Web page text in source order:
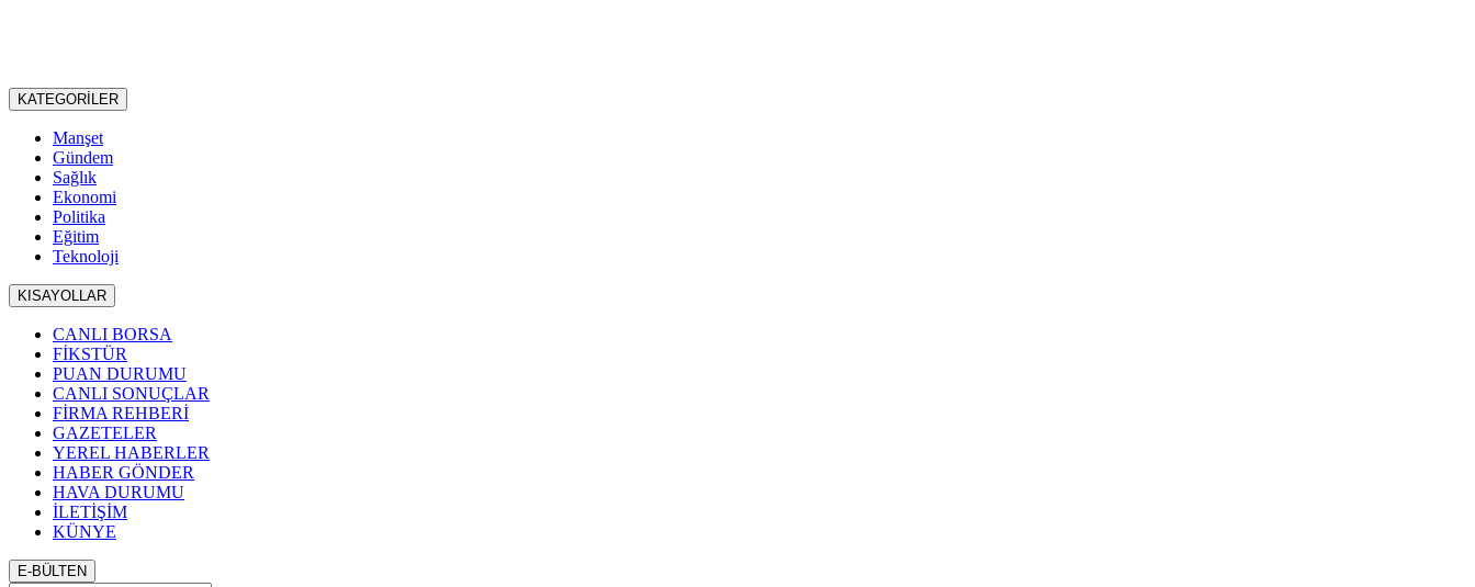
KATEGORİLER
Manşet
Gündem
Sağlık
Ekonomi
Politika
Eğitim
Teknoloji
KISAYOLLAR
CANLI BORSA
FİKSTÜR
PUAN DURUMU
CANLI SONUÇLAR
FİRMA REHBERİ
GAZETELER
YEREL HABERLER
HABER GÖNDER
HAVA DURUMU
İLETİŞİM
KÜNYE
E-BÜLTEN